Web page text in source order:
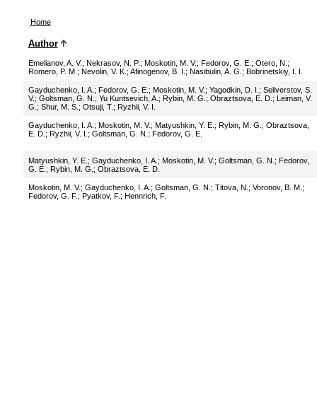
Home
Author
Emelianov, A. V.; Nekrasov, N. P. ; Moskotin, M. V.; Fedorov, G. E. ; Otero, N. ;
Romero, P. M. ; Nevolin, V. K. ; Afinogenov, B. I. ; Nasibulin, A. G. ; Bobrinetskiy, I. I.
Gayduchenko, I. A. ; Fedorov, G. E. ; Moskotin, M. V.; Yagodkin, D. I. ; Seliverstov, S.
V.; Goltsman, G. N. ; Yu Kuntsevich, A. ; Rybin, M. G. ; Obraztsova, E. D. ; Leiman, V.
G. ; Shur, M. S. ; Otsuji, T. ; Ryzhii, V. I.
Gayduchenko, I. A. ; Moskotin, M. V.; Matyushkin, Y. E. ; Rybin, M. G. ; Obraztsova,
E. D. ; Ryzhii, V. I. ; Goltsman, G. N. ; Fedorov, G. E.
Matyushkin, Y. E. ; Gayduchenko, I. A. ; Moskotin, M. V.; Goltsman, G. N. ; Fedorov,
G. E. ; Rybin, M. G. ; Obraztsova, E. D.
Moskotin, M. V.; Gayduchenko, I. A. ; Goltsman, G. N. ; Titova, N. ; Voronov, B. M. ;
Fedorov, G. F. ; Pyatkov, F. ; Hennrich, F.